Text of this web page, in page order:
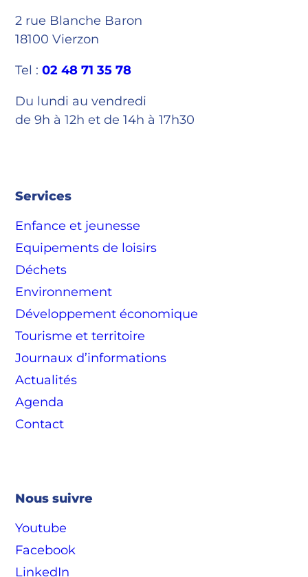
2 rue Blanche Baron
18100 Vierzon
Tel :02 48 71 35 78
Du lundi au vendredi
de 9h à 12h et de 14h à 17h30
Services
Enfance et jeunesse
Equipements de loisirs
Déchets
Environnement
Développement économique
Tourisme et territoire
Journaux d’informations
Actualités
Agenda
Contact
Nous suivre
Youtube
Facebook
LinkedIn